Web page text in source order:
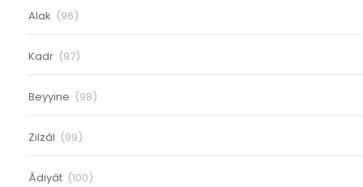
Alak (96)
Kadr (97)
Beyyine (98)
Zilzâl (99)
Âdiyât (100)